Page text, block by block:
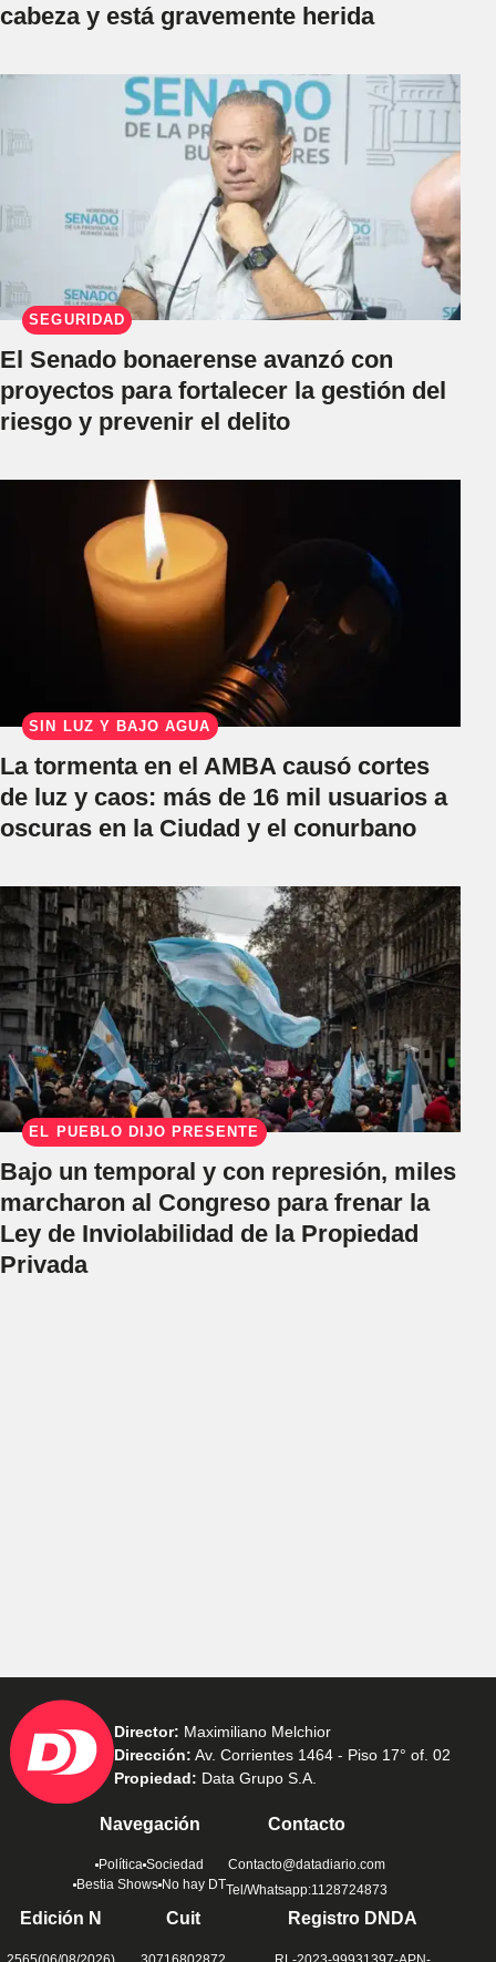
cabeza y está gravemente herida
SEGURIDAD
El Senado bonaerense avanzó con
proyectos para fortalecer la gestión del
riesgo y prevenir el delito
SIN LUZ Y BAJO AGUA
La tormenta en el AMBA causó cortes
de luz y caos: más de 16 mil usuarios a
oscuras en la Ciudad y el conurbano
EL PUEBLO DIJO PRESENTE
Bajo un temporal y con represión, miles
marcharon al Congreso para frenar la
Ley de Inviolabilidad de la Propiedad
Privada
Director: Maximiliano Melchior
Dirección: Av. Corrientes 1464 - Piso 17° of. 02
Propiedad: Data Grupo S.A.
Navegación
Política Sociedad
Bestia Shows No hay DT
Contacto
Contacto@datadiario.com
Tel/Whatsapp:1128724873
Edición N Cuit Registro DNDA